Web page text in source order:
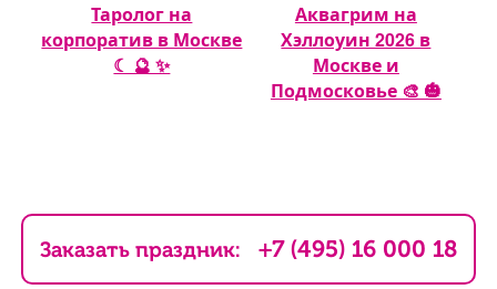
Таролог на
корпоратив в Москве
☾ 🔮 ✨
Аквагрим на
Хэллоуин 2026 в
Москве и
Подмосковье 🎨 🎃
Заказать праздник: +7 (495) 16 000 18